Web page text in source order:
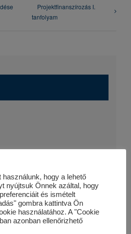
Projektfinanszírozás I.
tanfolyam
projektfinanszirozas-ii-
használunk, hogy a lehető
nyújtsuk Önnek azáltal, hogy
és ismételt
gombra kattintva Ön
használatához. A "Cookie
azonban ellenőrizhető